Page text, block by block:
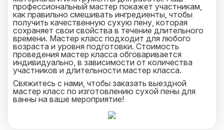
профессиональный мастер покажет участникам,
как правильно смешивать ингредиенты, чтобы
получить качественную сухую пену, которая
сохраняет свои свойства в течение длительного
времени. Мастер класс подходит для любого
возраста и уровня подготовки. Стоимость
проведения мастер класса обговаривается
индивидуально, в зависимости от количества
участников и длительности мастер класса.
Свяжитесь с нами, чтобы заказать выездной
мастер класс по изготовлению сухой пены для
ванны на ваше мероприятие!